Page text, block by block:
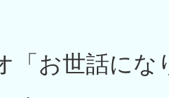
「お世話にな